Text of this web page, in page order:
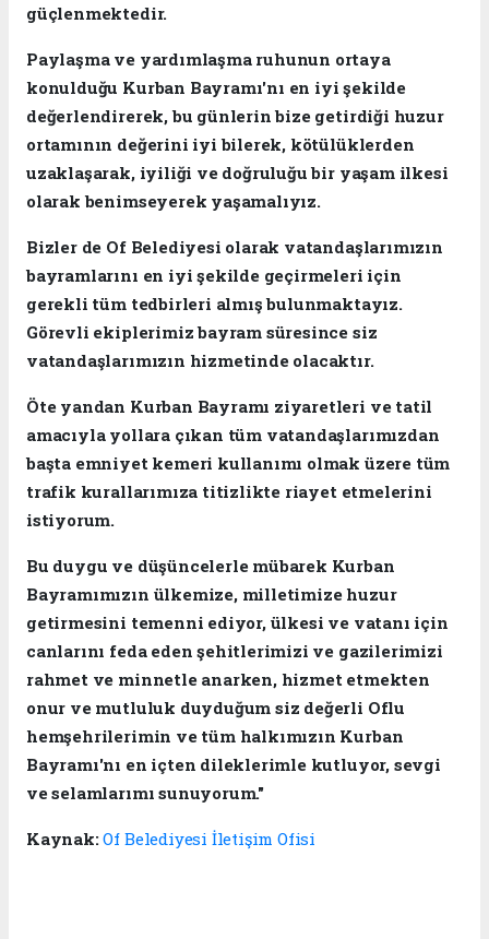
güçlenmektedir.
Paylaşma ve yardımlaşma ruhunun ortaya
konulduğu Kurban Bayramı'nı en iyi şekilde
değerlendirerek, bu günlerin bize getirdiği huzur
ortamının değerini iyi bilerek, kötülüklerden
uzaklaşarak, iyiliği ve doğruluğu bir yaşam ilkesi
olarak benimseyerek yaşamalıyız.
Bizler de Of Belediyesi olarak vatandaşlarımızın
bayramlarını en iyi şekilde geçirmeleri için
gerekli tüm tedbirleri almış bulunmaktayız.
Görevli ekiplerimiz bayram süresince siz
vatandaşlarımızın hizmetinde olacaktır.
Öte yandan Kurban Bayramı ziyaretleri ve tatil
amacıyla yollara çıkan tüm vatandaşlarımızdan
başta emniyet kemeri kullanımı olmak üzere tüm
trafik kurallarımıza titizlikte riayet etmelerini
istiyorum.
Bu duygu ve düşüncelerle mübarek Kurban
Bayramımızın ülkemize, milletimize huzur
getirmesini temenni ediyor, ülkesi ve vatanı için
canlarını feda eden şehitlerimizi ve gazilerimizi
rahmet ve minnetle anarken, hizmet etmekten
onur ve mutluluk duyduğum siz değerli Oflu
hemşehrilerimin ve tüm halkımızın Kurban
Bayramı'nı en içten dileklerimle kutluyor, sevgi
ve selamlarımı sunuyorum."
Kaynak:Of Belediyesi İletişim Ofisi